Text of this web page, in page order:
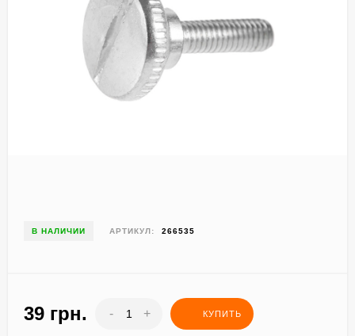
В НАЛИЧИИ АРТИКУЛ: 266535
39 грн. - + КУПИТЬ